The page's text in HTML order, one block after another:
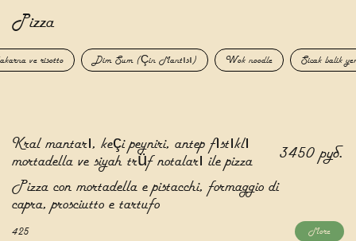
Pizza
ve risotto Dim Sum (Çin Mantısı) Wok noodle Sicak balik
Kral mantarı, keçi peyniri, antep fıstıklı
mortadella ve siyah trüf notaları ile pizza 3450 руб.
Pizza con mortadella e pistacchi, formaggio di
capra, prosciutto e tartufo
425 More